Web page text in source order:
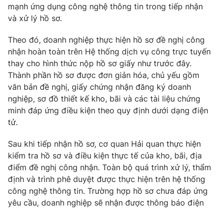
Photo
Video Shorts video
VTV Money VTV Thể thao
VTV Sức khoẻ Bất động sản
VTV4 Vươn mình bằng AI
VTV9 VTV8
mạnh ứng dụng công nghệ thông tin trong tiếp nhận
và xử lý hồ sơ.
Theo đó, doanh nghiệp thực hiện hồ sơ đề nghị công
nhận hoàn toàn trên Hệ thống dịch vụ công trực tuyến
thay cho hình thức nộp hồ sơ giấy như trước đây.
Thành phần hồ sơ được đơn giản hóa, chủ yếu gồm
văn bản đề nghị, giấy chứng nhận đăng ký doanh
nghiệp, sơ đồ thiết kế kho, bãi và các tài liệu chứng
minh đáp ứng điều kiện theo quy định dưới dạng điện
tử.
Sau khi tiếp nhận hồ sơ, cơ quan Hải quan thực hiện
kiểm tra hồ sơ và điều kiện thực tế của kho, bãi, địa
điểm đề nghị công nhận. Toàn bộ quá trình xử lý, thẩm
định và trình phê duyệt được thực hiện trên hệ thống
công nghệ thông tin. Trường hợp hồ sơ chưa đáp ứng
yêu cầu, doanh nghiệp sẽ nhận được thông báo điện